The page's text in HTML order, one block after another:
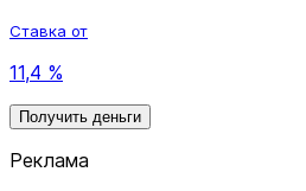
Ставка от
11,4 %
Получить деньги
Реклама